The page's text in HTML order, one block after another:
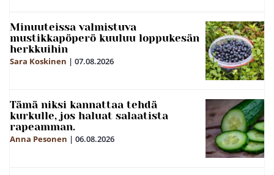
Minuuteissa valmistuva
mustikkapöperö kuuluu loppukesän
herkkuihin
Sara Koskinen | 07.08.2026
Tämä niksi kannattaa tehdä
kurkulle, jos haluat salaatista
rapeamman.
Anna Pesonen | 06.08.2026